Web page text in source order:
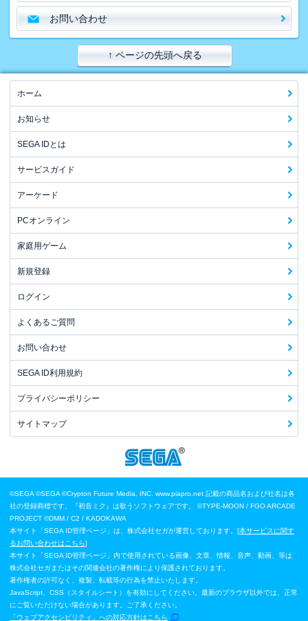
お問い合わせ
↑ ページの先頭へ戻る
ホーム
お知らせ
SEGA IDとは
サービスガイド
アーケード
PCオンライン
家庭用ゲーム
新規登録
ログイン
よくあるご質問
お問い合わせ
SEGA ID利用規約
プライバシーポリシー
サイトマップ
©SEGA ©SEGA ©Crypton Future Media, INC. www.piapro.net 記載の商品名および社名は各
社の登録商標です。『初音ミク』は歌うソフトウェアです。
©TYPE-MOON / FGO ARCADE
PROJECT ©DMM / C2 / KADOKAWA
本サイト「SEGA ID管理ページ」は、株式会社セガが運営しております。[本サービスに関す
るお問い合わせはこちら]
本サイト「SEGA ID管理ページ」内で使用されている画像、文章、情報、音声、動画、等は
株式会社セガまたはその関連会社の著作権により保護されております。
著作権者の許可なく、複製、転載等の行為を禁止いたします。
JavaScript、CSS（スタイルシート）を有効にしてください。最新のブラウザ以外では、正常
にご覧いただけない場合があります。ご了承ください。
「ウェブアクセシビリティ」への対応方針はこちら